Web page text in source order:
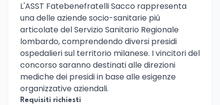
L'ASST Fatebenefratelli Sacco rappresenta
una delle aziende socio-sanitarie più
articolate del Servizio Sanitario Regionale
lombardo, comprendendo diversi presidi
ospedalieri sul territorio milanese. I vincitori del
concorso saranno destinati alle direzioni
mediche dei presidi in base alle esigenze
organizzative aziendali.
Requisiti richiesti